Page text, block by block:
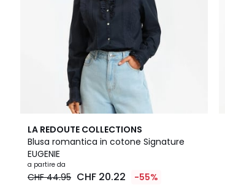
LA REDOUTE COLLECTIONS
Blusa romantica in cotone Signature
EUGENIE
a partire da
CHF 44.95 CHF 20.22 -55%
4.6
/ 5
2
Colori